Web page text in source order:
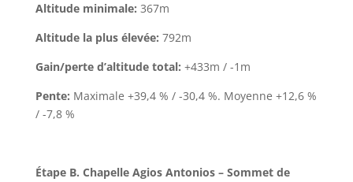
Altitude minimale: 367m
Altitude la plus élevée: 792m
Gain/perte d’altitude total: +433m / -1m
Pente: Maximale +39,4 % / -30,4 %. Moyenne +12,6 %
/ -7,8 %
Étape B. Chapelle Agios Antonios – Sommet de